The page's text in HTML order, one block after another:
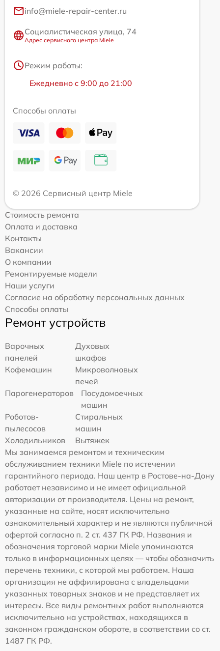
info@miele-repair-center.ru
Социалистическая улица, 74
Адрес сервисного центра Miele
Режим работы:
Ежедневно с 9:00 до 21:00
Способы оплаты
© 2026 Сервисный центр Miele
Стоимость ремонта
Оплата и доставка
Контакты
Вакансии
О компании
Ремонтируемые модели
Наши услуги
Согласие на обработку персональных данных
Способы оплаты
Ремонт устройств
Варочных
панелей
Духовых
шкафов
Кофемашин
Микроволновых
печей
Парогенераторов
Посудомоечных
машин
Роботов-
пылесосов
Стиральных
машин
Холодильников
Вытяжек
Мы занимаемся ремонтом и техническим
обслуживанием техники Miele по истечении
гарантийного периода. Наш центр в Ростове-на-Дону
работает независимо и не имеет официальной
авторизации от производителя. Цены на ремонт,
указанные на сайте, носят исключительно
ознакомительный характер и не являются публичной
офертой согласно п. 2 ст. 437 ГК РФ. Названия и
обозначения торговой марки Miele упоминаются
только в информационных целях — чтобы обозначить
перечень техники, с которой мы работаем. Наша
организация не аффилирована с владельцами
указанных товарных знаков и не представляет их
интересы. Все виды ремонтных работ выполняются
исключительно на устройствах, находящихся в
законном гражданском обороте, в соответствии со ст.
1487 ГК РФ.